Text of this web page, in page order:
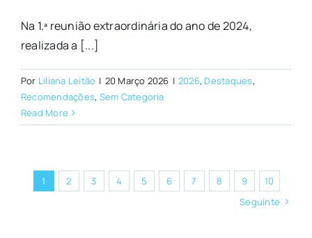
Na 1.ª reunião extraordinária do ano de 2024,
realizada a [...]
Por Liliana Leitão | 20 Março 2026 | 2026, Destaques,
Recomendações, Sem Categoria
Read More
1 2 3 4 5 6 7 8 9
10
Seguinte